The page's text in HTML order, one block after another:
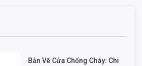
Bản Vẽ Cửa Chống Cháy: Chi